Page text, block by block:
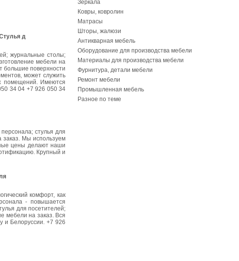
д
журнальные столы;
мебели на
большие поверхности
может служить
помещений. Имеются
34 04 +7 926 050 34
стулья для
заказ. Мы используем
цены делают наши
Крупный и
комфорт, как
- повышается
для посетителей;
мебели на заказ. Вся
и Белоруссии. +7 926
Зеркала
Ковры, ковролин
Матрасы
Шторы, жалюзи
Антикварная мебель
Оборудование для производства мебели
Материалы для производства мебели
Фурнитура, детали мебели
Ремонт мебели
Промышленная мебель
Разное по теме